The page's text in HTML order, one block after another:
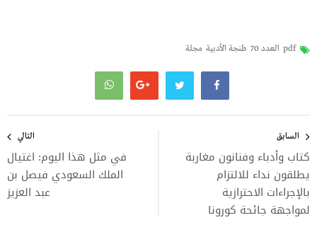
pdf العدد 70 طنجة الأدبية مجلة
المقالات
السابق
كتاب وأدباء وفنانون مغاربة
يطلقون نداء للالتزام
بالإجراءات الاحترازية
لمواجهة جائحة كورونا‎
التالي
في مثل هذا اليوم: اغتيال
الملك السعودي فيصل بن
عبد العزيز